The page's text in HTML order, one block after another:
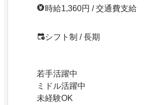
時給1,360円 / 交通費支給
シフト制 / 長期
若手活躍中
ミドル活躍中
未経験OK